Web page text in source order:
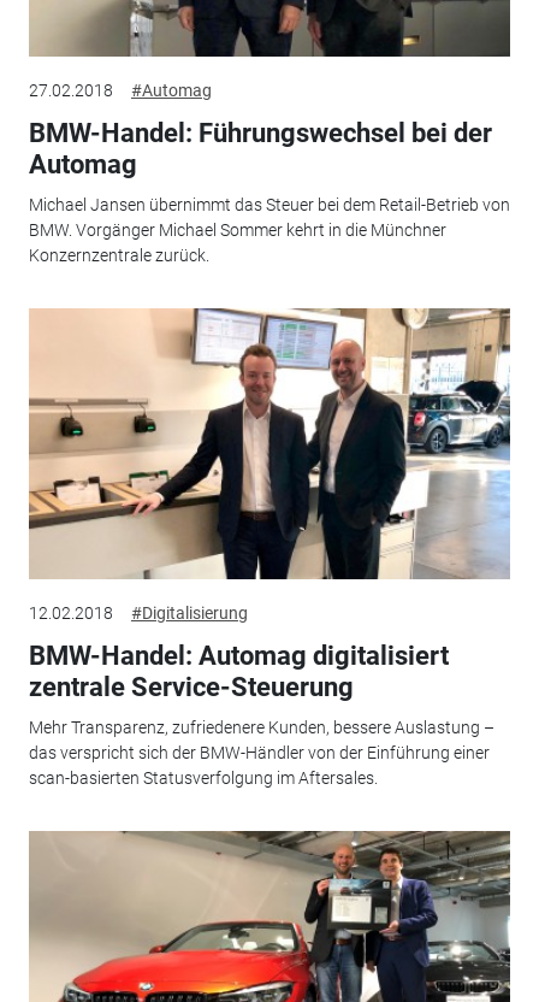
27.02.2018 #Automag
BMW-Handel: Führungswechsel bei der
Automag
Michael Jansen übernimmt das Steuer bei dem Retail-Betrieb von
BMW. Vorgänger Michael Sommer kehrt in die Münchner
Konzernzentrale zurück.
12.02.2018 #Digitalisierung
BMW-Handel: Automag digitalisiert
zentrale Service-Steuerung
Mehr Transparenz, zufriedenere Kunden, bessere Auslastung –
das verspricht sich der BMW-Händler von der Einführung einer
scan-basierten Statusverfolgung im Aftersales.